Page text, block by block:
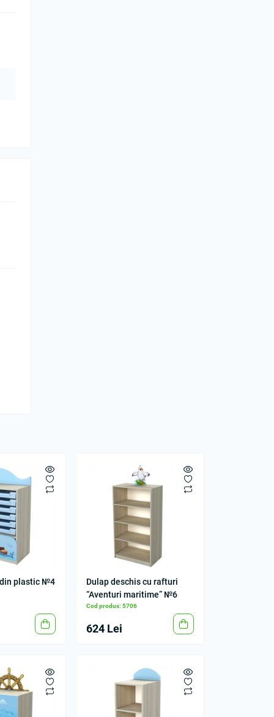
plastic №4
Dulap deschis cu rafturi
“Aventuri maritime” №6
Cod produs: 5706
624 Lei